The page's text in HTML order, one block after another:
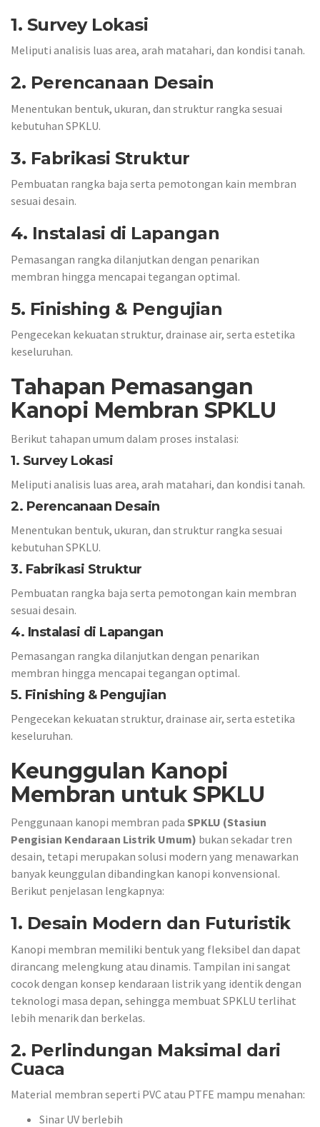
1. Survey Lokasi
Meliputi analisis luas area, arah matahari, dan kondisi tanah.
2. Perencanaan Desain
Menentukan bentuk, ukuran, dan struktur rangka sesuai
kebutuhan SPKLU.
3. Fabrikasi Struktur
Pembuatan rangka baja serta pemotongan kain membran
sesuai desain.
4. Instalasi di Lapangan
Pemasangan rangka dilanjutkan dengan penarikan
membran hingga mencapai tegangan optimal.
5. Finishing & Pengujian
Pengecekan kekuatan struktur, drainase air, serta estetika
keseluruhan.
Tahapan Pemasangan
Kanopi Membran SPKLU
Berikut tahapan umum dalam proses instalasi:
1. Survey Lokasi
Meliputi analisis luas area, arah matahari, dan kondisi tanah.
2. Perencanaan Desain
Menentukan bentuk, ukuran, dan struktur rangka sesuai
kebutuhan SPKLU.
3. Fabrikasi Struktur
Pembuatan rangka baja serta pemotongan kain membran
sesuai desain.
4. Instalasi di Lapangan
Pemasangan rangka dilanjutkan dengan penarikan
membran hingga mencapai tegangan optimal.
5. Finishing & Pengujian
Pengecekan kekuatan struktur, drainase air, serta estetika
keseluruhan.
Keunggulan Kanopi
Membran untuk SPKLU
Penggunaan kanopi membran pada SPKLU (Stasiun
Pengisian Kendaraan Listrik Umum) bukan sekadar tren
desain, tetapi merupakan solusi modern yang menawarkan
banyak keunggulan dibandingkan kanopi konvensional.
Berikut penjelasan lengkapnya:
1. Desain Modern dan Futuristik
Kanopi membran memiliki bentuk yang fleksibel dan dapat
dirancang melengkung atau dinamis. Tampilan ini sangat
cocok dengan konsep kendaraan listrik yang identik dengan
teknologi masa depan, sehingga membuat SPKLU terlihat
lebih menarik dan berkelas.
2. Perlindungan Maksimal dari
Cuaca
Material membran seperti PVC atau PTFE mampu menahan:
Sinar UV berlebih